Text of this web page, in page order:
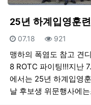
25년 하계입영훈
등록일
07.18 조회
921
맹하의 폭염도 참고 견
8 ROTC 파이팅!!!지난
에서는 25년 하계입영
날 후보생 위문행사에